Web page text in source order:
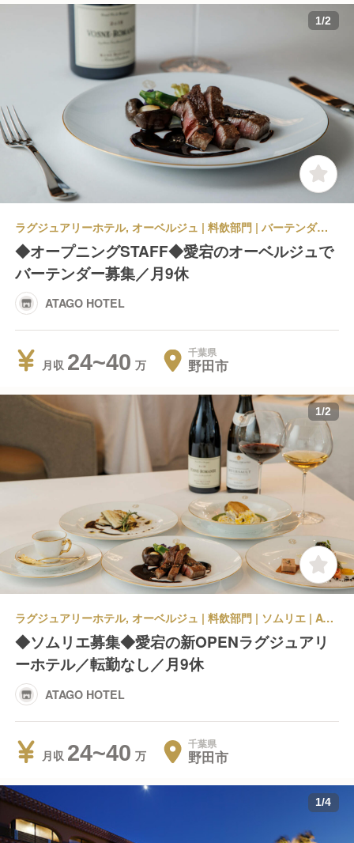
1/2
ラグジュアリーホテル, オーベルジュ | 料飲部門 | バーテンダー | ATAGO HOTEL
◆オープニングSTAFF◆愛宕のオーベルジュで
バーテンダー募集／月9休
ATAGO HOTEL
月収 24~40 千葉県
野田市
1/2
ラグジュアリーホテル, オーベルジュ | 料飲部門 | ソムリエ | ATAGO HOTEL
◆ソムリエ募集◆愛宕の新OPENラグジュアリ
ーホテル／転勤なし／月9休
ATAGO HOTEL
月収 24~40 千葉県
野田市
1/4